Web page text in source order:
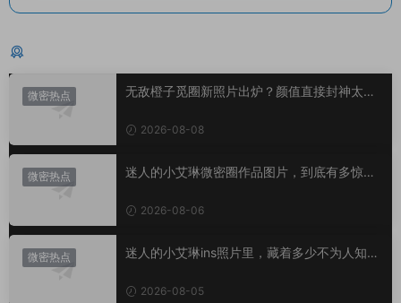
微密热点
无敌橙子觅圈新照片出炉？颜值直接封神太惊
2026-08-08
微密热点
迷人的小艾琳微密圈作品图片，到底有多惊
2026-08-06
微密热点
迷人的小艾琳ins照片里，藏着多少不为人知的
2026-08-05